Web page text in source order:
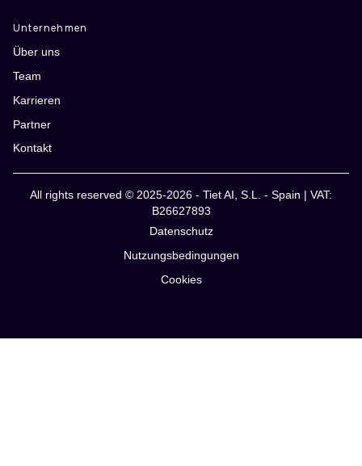
Unternehmen
Über uns
Team
Karrieren
Partner
Kontakt
All rights reserved © 2025-2026 - Tiet AI, S.L. - Spain | VAT:
B26627893
Datenschutz
Nutzungsbedingungen
Cookies